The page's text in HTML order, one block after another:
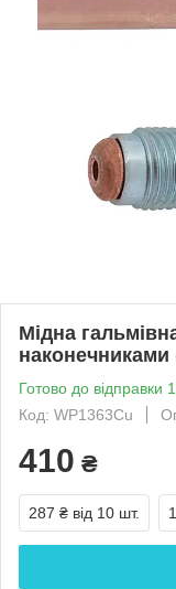
Мідна
наконечниками
Готово до відправки
Код: WP1363Cu
410 ₴
287 ₴ від 10 шт.